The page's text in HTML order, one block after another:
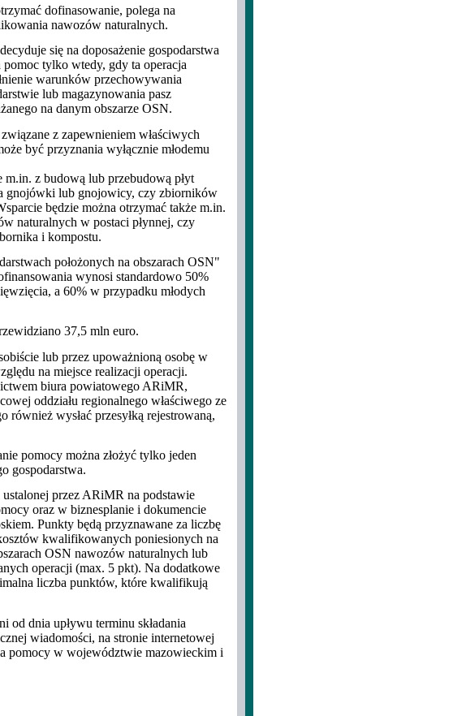
dofinasowanie, polega na
nawozów naturalnych.
się na doposażenie gospodarstwa
tylko wtedy, gdy ta operacja
warunków przechowywania
lub magazynowania pasz
na danym obszarze OSN.
z zapewnieniem właściwych
być przyznania wyłącznie młodemu
m.in. z budową lub przebudową płyt
gnojówki lub gnojowicy, czy zbiorników
będzie można otrzymać także m.in.
naturalnych w postaci płynnej, czy
i kompostu.
położonych na obszarach OSN"
wynosi standardowo 50%
a 60% w przypadku młodych
37,5 mln euro.
lub przez upoważnioną osobę w
na miejsce realizacji operacji.
biura powiatowego ARiMR,
oddziału regionalnego właściwego ze
wysłać przesyłką rejestrowaną,
pomocy można złożyć tylko jeden
gospodarstwa.
ustalonej przez ARiMR na podstawie
oraz w biznesplanie i dokumencie
Punkty będą przyznawane za liczbę
kwalifikowanych poniesionych na
OSN nawozów naturalnych lub
operacji (max. 5 pkt). Na dodatkowe
liczba punktów, które kwalifikują
dnia upływu terminu składania
wiadomości, na stronie internetowej
pomocy w województwie mazowieckim i